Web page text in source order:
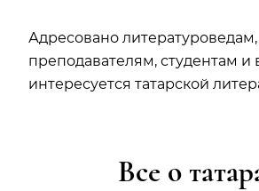
Адресовано литературоведам,
преподавателям, студентам и
интересуется татарской
Все о